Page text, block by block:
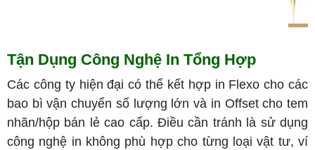
Tận Dụng Công Nghệ In Tổng Hợp
Các công ty hiện đại có thể kết hợp in Flexo cho các
bao bì vận chuyển số lượng lớn và in Offset cho tem
nhãn/hộp bán lẻ cao cấp. Điều cần tránh là sử dụng
công nghệ in không phù hợp cho từng loại vật tư, ví